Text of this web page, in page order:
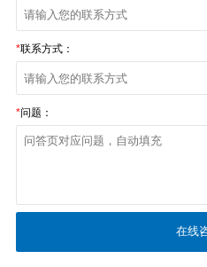
*联系方式：
*问题：